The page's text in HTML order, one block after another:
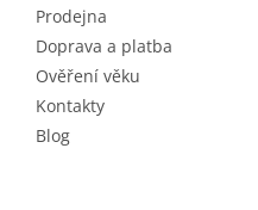
Prodejna
Doprava a platba
Ověření věku
Kontakty
Blog